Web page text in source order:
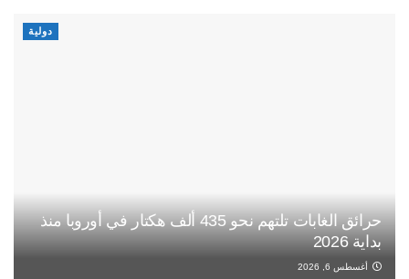
دولية
حرائق الغابات تلتهم نحو 435 ألف هكتار في أوروبا منذ
بداية 2026
أغسطس 6, 2026